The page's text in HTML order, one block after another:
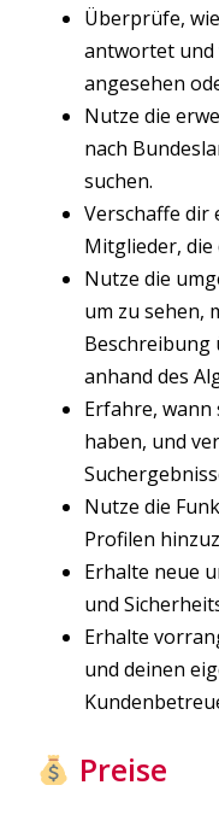
Überprüfe,
antwortet und
angesehen
Nutze die
nach
suchen.
Verschaffe dir
Mitglieder, die
Nutze die
um zu sehen,
anhand des
Erfahre,
haben, und
Nutze die
Profilen
Erhalte neue
und
Erhalte
und deinen
Preise